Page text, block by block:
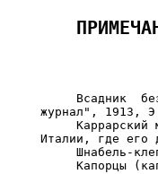
Всадник
журнал", 1913,
Каррарский
Италии, где его
Шнабель-
Капорцы